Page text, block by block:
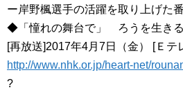
ー岸野楓選手の活躍を取り上げた
◆「憧れの舞台で」 ろうを生き
[再放送]2017年4月7日（金） [Ｅテ
http://www.nhk.or.jp/heart-net/
?